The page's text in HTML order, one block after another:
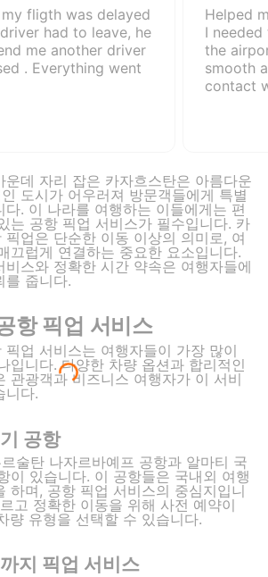
fligth was delayed
had to leave, he
me another driver
. Everything went
Helped
I
the
smooth
contact
운데 자리 잡은 카자흐스탄은 아름다운
도시가 어우러져 방문객들에게 특별
다. 이 나라를 여행하는 이들에게는 편
는 공항 픽업 서비스가 필수입니다. 카
픽업은 단순한 이동 이상의 의미로, 여
끄럽게 연결하는 중요한 요소입니다.
비스와 정확한 시간 약속은 여행자들에
를 줍니다.
항 픽업 서비스
픽업 서비스는 여행자들이 가장 많이
입니다. 다양한 차량 옵션과 합리적인
관광객과 비즈니스 여행자가 이 서비
니다.
공항
술탄 나자르바예프 공항과 알마티 국
이 있습니다. 이 공항들은 국내외 여행
하며, 공항 픽업 서비스의 중심지입니
고 정확한 이동을 위해 사전 예약이
량 유형을 선택할 수 있습니다.
지 픽업 서비스